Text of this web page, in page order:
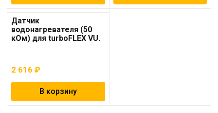
Датчик
водонагревателя (50
кОм) для turboFLEX VU.
2 616 ₽
В корзину